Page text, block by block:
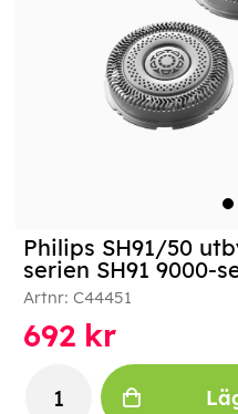
Philips SH91/50
serien SH91 9000-
Artnr: C44451
692 kr